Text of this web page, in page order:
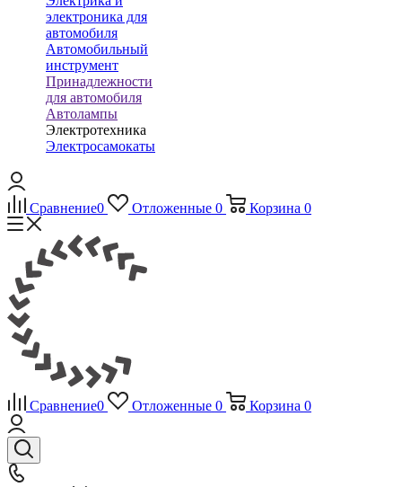
электроника для
автомобиля
Автомобильный
инструмент
Принадлежности
для автомобиля
Автолампы
Электротехника
Электросамокаты
Сравнение0 Отложенные 0 Корзина 0
Сравнение0 Отложенные 0 Корзина 0